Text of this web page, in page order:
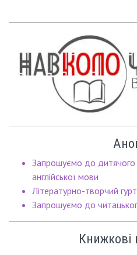
Запрошуємо до дитячого
англійської мови
Літературно-творчий
Запрошуємо до
Книжкові